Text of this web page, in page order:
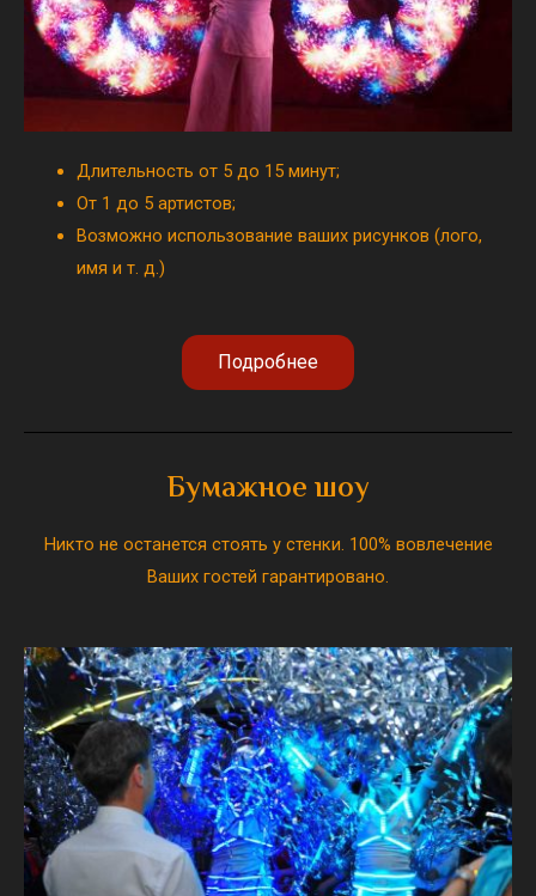
Длительность от 5 до 15 минут;
От 1 до 5 артистов;
Возможно использование ваших рисунков (лого,
имя и т. д.)
Подробнее
Бумажное шоу
Никто не останется стоять у стенки. 100% вовлечение
Ваших гостей гарантировано.